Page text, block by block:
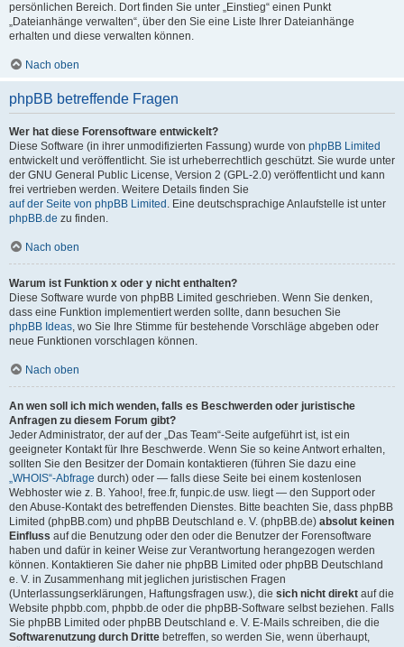
persönlichen Bereich. Dort finden Sie unter „Einstieg“ einen Punkt
„Dateianhänge verwalten“, über den Sie eine Liste Ihrer Dateianhänge
erhalten und diese verwalten können.
Nach oben
phpBB betreffende Fragen
Wer hat diese Forensoftware entwickelt?
Diese Software (in ihrer unmodifizierten Fassung) wurde von phpBB Limited
entwickelt und veröffentlicht. Sie ist urheberrechtlich geschützt. Sie wurde unter
der GNU General Public License, Version 2 (GPL-2.0) veröffentlicht und kann
frei vertrieben werden. Weitere Details finden Sie
auf der Seite von phpBB Limited . Eine deutschsprachige Anlaufstelle ist unter
phpBB.de zu finden.
Nach oben
Warum ist Funktion x oder y nicht enthalten?
Diese Software wurde von phpBB Limited geschrieben. Wenn Sie denken,
dass eine Funktion implementiert werden sollte, dann besuchen Sie
phpBB Ideas, wo Sie Ihre Stimme für bestehende Vorschläge abgeben oder
neue Funktionen vorschlagen können.
Nach oben
An wen soll ich mich wenden, falls es Beschwerden oder juristische
Anfragen zu diesem Forum gibt?
Jeder Administrator, der auf der „Das Team“-Seite aufgeführt ist, ist ein
geeigneter Kontakt für Ihre Beschwerde. Wenn Sie so keine Antwort erhalten,
sollten Sie den Besitzer der Domain kontaktieren (führen Sie dazu eine
„WHOIS“-Abfrage durch) oder — falls diese Seite bei einem kostenlosen
Webhoster wie z. B. Yahoo!, free.fr, funpic.de usw. liegt — den Support oder
den Abuse-Kontakt des betreffenden Dienstes. Bitte beachten Sie, dass phpBB
Limited (phpBB.com) und phpBB Deutschland e. V. (phpBB.de) absolut keinen
Einfluss auf die Benutzung oder den oder die Benutzer der Forensoftware
haben und dafür in keiner Weise zur Verantwortung herangezogen werden
können. Kontaktieren Sie daher nie phpBB Limited oder phpBB Deutschland
e. V. in Zusammenhang mit jeglichen juristischen Fragen
(Unterlassungserklärungen, Haftungsfragen usw.), die sich nicht direkt auf die
Website phpbb.com, phpbb.de oder die phpBB-Software selbst beziehen. Falls
Sie phpBB Limited oder phpBB Deutschland e. V. E-Mails schreiben, die die
Softwarenutzung durch Dritte betreffen, so werden Sie, wenn überhaupt,